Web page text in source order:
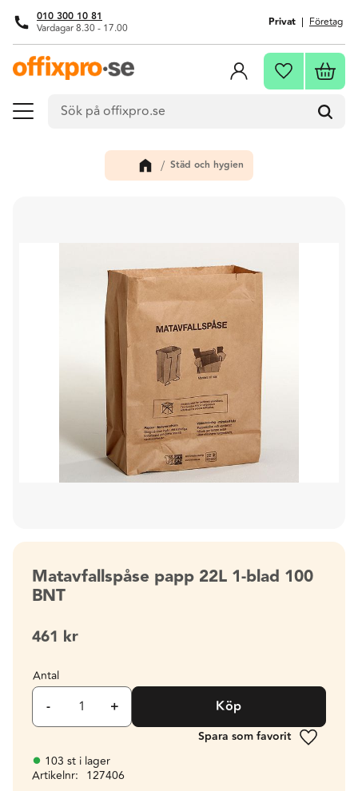
Meny
010 300 10 81
Vardagar 8.30 - 17.00 Privat Företag
Favoriter
Städ och hygien
Matavfallspåse papp 22L 1-blad 100
BNT
461 kr
Antal
+
- Köp
Lägg till
103 st i lager
Artikelnr
127406